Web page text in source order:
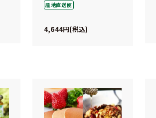
産地直送便
4,644 税込